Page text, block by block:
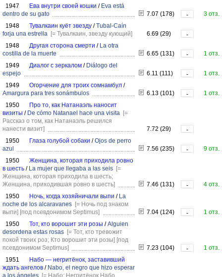
1947
Ева внутри своей кошки / Eva está
dentro de su gato
7.07 (178) -
3 отз.
1948
Тувалкаин куёт звезду /Tubal-Caín
forja una estrella [= Тувалкаин, звезду кующий] 6.69 (29)
-
1948
Другая сторона смерти / La otra
costilla de la muerte
6.65 (131) -
1 отз.
1949
Диалог с зеркалом / Diálogo del
espejo
6.11 (111) -
1 отз.
1949
Огорчение для троих сомнамбул /
Amargura para tres sonámbulos
6.13 (101) -
1 отз.
1950
Про то, как Натанаэль наносит
визиты / De cómo Natanael hace una visita [=
Рассказ о том, как Натанаэль решился
нанести визит]
7.72 (29)
-
1950
Глаза голубой собаки /Ojos de perro
azul
7.56 (235) -
9 отз.
1950
Женщина, которая приходила ровно
в шесть / La mujer que llegaba a las seis [=
Женщина, которая приходила в шесть;
Женщина, приходившая ровно в шесть]
7.46 (131) -
4 отз.
1950
Ночь, когда хозяйничали выпи / La
noche de los alcaravanes [= Ночь под знаком
выпи] [под псевдонимом Septimus] 7.04 (124) -
1 отз.
1950
Тот, кто ворошит эти розы /Alguien
desordena estas rosas [= Тот, кто тревожит
покой твоих роз; Кто ворошит эти розы] [под
псевдонимом Septimus]
7.23 (104) -
1 отз.
1951
Набо — негритёнок, заставивший
ждать ангелов / Nabo, el negro que hizo esperar
a los ángeles [= Набо; Негритёнок Набо,